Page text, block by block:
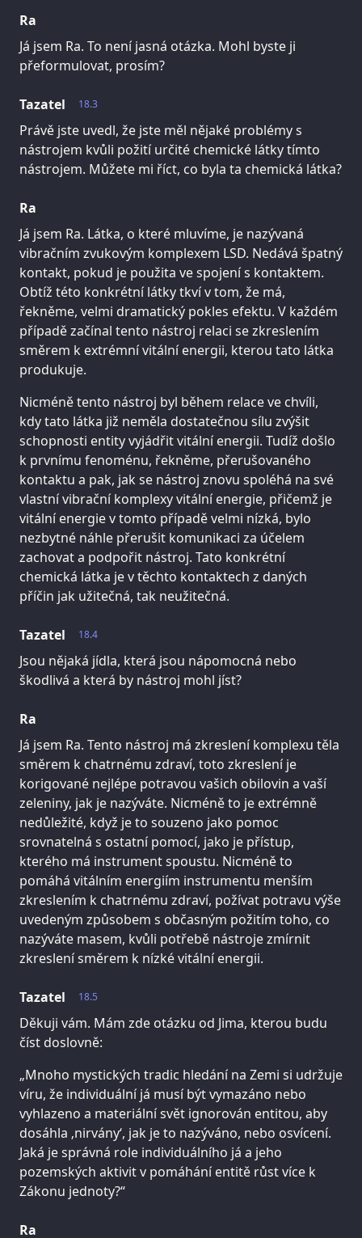
Ra
Já jsem Ra. To není jasná otázka. Mohl byste ji
přeformulovat, prosím?
18.3
Tazatel
Právě jste uvedl, že jste měl nějaké problémy s
nástrojem kvůli požití určité chemické látky tímto
nástrojem. Můžete mi říct, co byla ta chemická látka?
Ra
Já jsem Ra. Látka, o které mluvíme, je nazývaná
vibračním zvukovým komplexem LSD. Nedává špatný
kontakt, pokud je použita ve spojení s kontaktem.
Obtíž této konkrétní látky tkví v tom, že má,
řekněme, velmi dramatický pokles efektu. V každém
případě začínal tento nástroj relaci se zkreslením
směrem k extrémní vitální energii, kterou tato látka
produkuje.
Nicméně tento nástroj byl během relace ve chvíli,
kdy tato látka již neměla dostatečnou sílu zvýšit
schopnosti entity vyjádřit vitální energii. Tudíž došlo
k prvnímu fenoménu, řekněme, přerušovaného
kontaktu a pak, jak se nástroj znovu spoléhá na své
vlastní vibrační komplexy vitální energie, přičemž je
vitální energie v tomto případě velmi nízká, bylo
nezbytné náhle přerušit komunikaci za účelem
zachovat a podpořit nástroj. Tato konkrétní
chemická látka je v těchto kontaktech z daných
příčin jak užitečná, tak neužitečná.
18.4
Tazatel
Jsou nějaká jídla, která jsou nápomocná nebo
škodlivá a která by nástroj mohl jíst?
Ra
Já jsem Ra. Tento nástroj má zkreslení komplexu těla
směrem k chatrnému zdraví, toto zkreslení je
korigované nejlépe potravou vašich obilovin a vaší
zeleniny, jak je nazýváte. Nicméně to je extrémně
nedůležité, když je to souzeno jako pomoc
srovnatelná s ostatní pomocí, jako je přístup,
kterého má instrument spoustu. Nicméně to
pomáhá vitálním energiím instrumentu menším
zkreslením k chatrnému zdraví, požívat potravu výše
uvedeným způsobem s občasným požitím toho, co
nazýváte masem, kvůli potřebě nástroje zmírnit
zkreslení směrem k nízké vitální energii.
18.5
Tazatel
Děkuji vám. Mám zde otázku od Jima, kterou budu
číst doslovně:
„Mnoho mystických tradic hledání na Zemi si udržuje
víru, že individuální já musí být vymazáno nebo
vyhlazeno a materiální svět ignorován entitou, aby
dosáhla ‚nirvány‘, jak je to nazýváno, nebo osvícení.
Jaká je správná role individuálního já a jeho
pozemských aktivit v pomáhání entitě růst více k
Zákonu jednoty?“
Ra